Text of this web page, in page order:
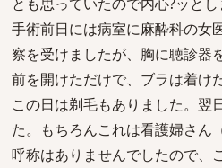
手術前日には病室に麻酔科の女
察を受けましたが、胸に聴診器
前を開けただけで、ブラは着け
この日は剃毛もありました。翌
た。もちろんこれは看護婦さん
呼称はありませんでしたので、